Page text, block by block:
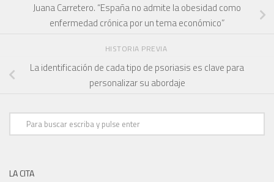
Juana Carretero. “España no admite la obesidad como
enfermedad crónica por un tema económico”
HISTORIA PREVIA
La identificación de cada tipo de psoriasis es clave para
personalizar su abordaje
LA CITA